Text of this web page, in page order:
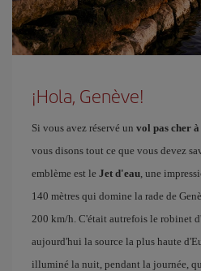
¡Hola, Genève!
Si vous avez réservé un vol pas cher
vous disons tout ce que vous devez
emblème est le Jet d'eau, une
140 mètres qui domine la rade de
200 km/h. C'était autrefois le robinet
aujourd'hui la source la plus haute
illuminé la nuit, pendant la journée,